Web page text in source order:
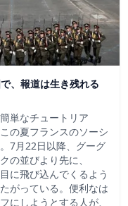
、報道は生き残れる
単なチュートリア
の夏フランスのソーシ
7月22日以降、グーグ
の並びより先に、
に飛び込んでくるよう
がっている。便利なは
にしようとする人が、